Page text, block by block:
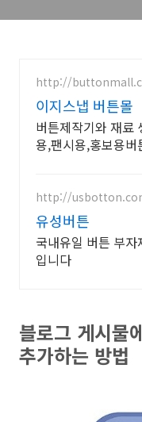
http://
이지스냅 버튼몰
버튼제작기와 재료
용,팬시용,홍보용버
http://
유성버튼
국내유일 버튼 부
입니다
블로그 게시물
추가하는 방법